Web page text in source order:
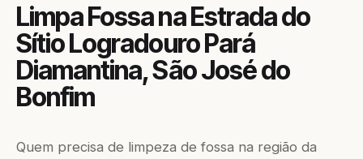
Limpa Fossa na Estrada do
Sítio Logradouro Pará
Diamantina, São José do
Bonfim
Quem precisa de limpeza de fossa na região da